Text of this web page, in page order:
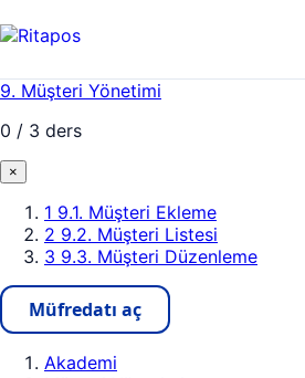
9. Müşteri Yönetimi
0 / 3 ders
×
1 9.1. Müşteri Ekleme
2 9.2. Müşteri Listesi
3 9.3. Müşteri Düzenleme
Müfredatı aç
Akademi